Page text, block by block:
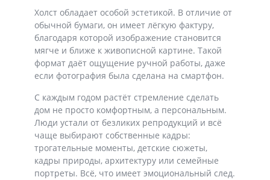
Холст обладает особой эстетикой. В отличие от
обычной бумаги, он имеет лёгкую фактуру,
благодаря которой изображение становится
мягче и ближе к живописной картине. Такой
формат даёт ощущение ручной работы, даже
если фотография была сделана на смартфон.
С каждым годом растёт стремление сделать
дом не просто комфортным, а персональным.
Люди устали от безликих репродукций и всё
чаще выбирают собственные кадры:
трогательные моменты, детские сюжеты,
кадры природы, архитектуру или семейные
портреты. Всё, что имеет эмоциональный след.